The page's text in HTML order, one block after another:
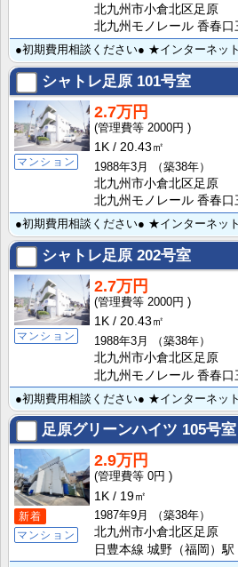
北九州市小倉北区足原
北九州モノレール 香春
シャトレ足原 101号室
マンション
2.7万円
2000円
1K
20.43㎡
1988年3月
（築38年）
北九州市小倉北区足原
北九州モノレール 香春
シャトレ足原 202号室
マンション
2.7万円
2000円
1K
20.43㎡
1988年3月
（築38年）
北九州市小倉北区足原
北九州モノレール 香春
足原グリーンハイツ 105号室
新着
マンション
2.9万円
0円
1K
19㎡
1987年9月
（築38年）
北九州市小倉北区足原
日豊本線 城野（福岡）